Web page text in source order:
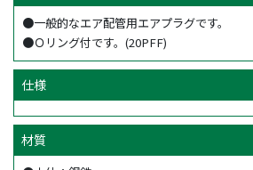
●一般的なエア配管用エアプラグです。
●Ｏリング付です。(20PFF)
仕様
材質